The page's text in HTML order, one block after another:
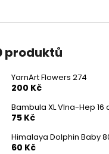
produktů
YarnArt Flowers 274
200 Kč
Bambula XL Vlna-Hep 16
75 Kč
Himalaya Dolphin Baby
60 Kč